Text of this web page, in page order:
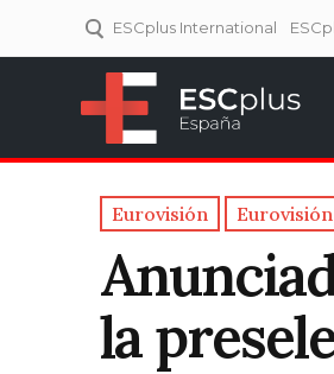
ESCplus International
Eurovisión Eurovisión
la